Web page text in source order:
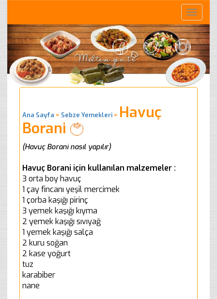
Toggle
Ana Sayfa > Sebze Yemekleri > Havuç
Borani
(Havuç Borani nasıl yapılır)
Havuç Borani için kullanılan malzemeler :
3 orta boy havuç
1 çay fincanı yeşil mercimek
1 çorba kaşığı pirinç
3 yemek kaşığı kıyma
2 yemek kaşığı sıvıyağ
1 yemek kaşığı salça
2 kuru soğan
2 kase yoğurt
tuz
karabiber
nane